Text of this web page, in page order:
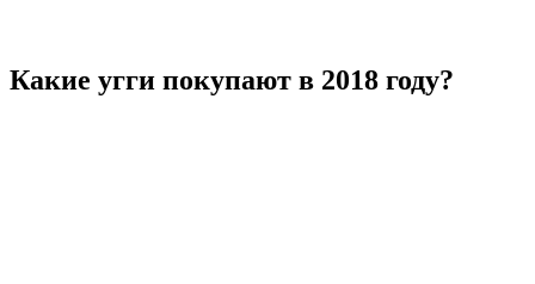
Какие угги покупают в 2018 году?